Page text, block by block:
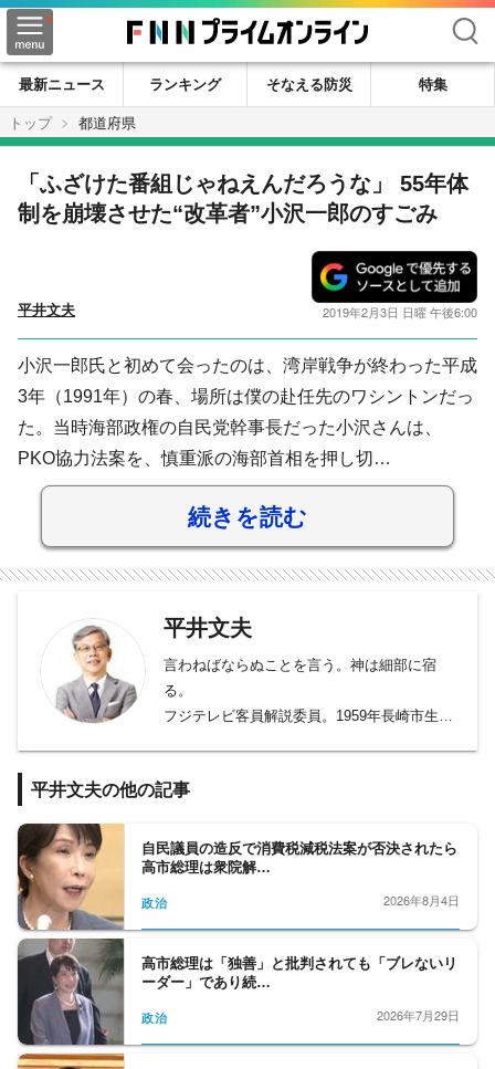
検索
最新ニュース ランキング そなえる防災
特集
トップ
都道府県
「ふざけた番組じゃねえんだろうな」 55年体
制を崩壊させた“改革者”小沢一郎のすごみ
平井文夫 2019年2月3日 日曜 午後6:00
小沢一郎氏と初めて会ったのは、湾岸戦争が終わった平成
3年（1991年）の春、場所は僕の赴任先のワシントンだっ
た。当時海部政権の自民党幹事長だった小沢さんは、
PKO協力法案を、慎重派の海部首相を押し切…
続きを読む
平井文夫
言わねばならぬことを言う。神は細部に宿
る。
フジテレビ客員解説委員。1959年長崎市生ま
2001」キャスター等を経て報道局上席解説委
平井文夫の他の記事
自民議員の造反で消費税減税法案が否決されたら
高市総理は衆院解…
政治 2026年8月4日
高市総理は「独善」と批判されても「ブレないリ
ーダー」であり続…
政治 2026年7月29日